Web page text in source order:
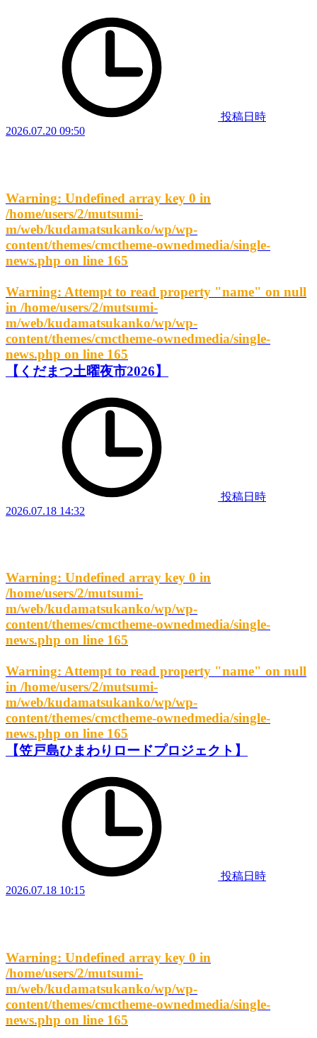
投稿日時
2026.07.20 09:50
Warning: Undefined array key 0 in
/home/users/2/mutsumi-
m/web/kudamatsukanko/wp/wp-
content/themes/cmctheme-ownedmedia/single-
news.php on line 165
Warning: Attempt to read property "name" on null
in /home/users/2/mutsumi-
m/web/kudamatsukanko/wp/wp-
content/themes/cmctheme-ownedmedia/single-
news.php on line 165
【くだまつ土曜夜市2026】
投稿日時
2026.07.18 14:32
Warning: Undefined array key 0 in
/home/users/2/mutsumi-
m/web/kudamatsukanko/wp/wp-
content/themes/cmctheme-ownedmedia/single-
news.php on line 165
Warning: Attempt to read property "name" on null
in /home/users/2/mutsumi-
m/web/kudamatsukanko/wp/wp-
content/themes/cmctheme-ownedmedia/single-
news.php on line 165
【笠戸島ひまわりロードプロジェクト】
投稿日時
2026.07.18 10:15
Warning: Undefined array key 0 in
/home/users/2/mutsumi-
m/web/kudamatsukanko/wp/wp-
content/themes/cmctheme-ownedmedia/single-
news.php on line 165